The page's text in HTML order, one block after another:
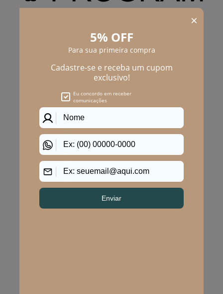
CENTRAL DE ATENDIMENTO
(11) 2291-3340 | (11)2618-5717
(11)99483-9760
AJUDA
WHATSAPP SAC